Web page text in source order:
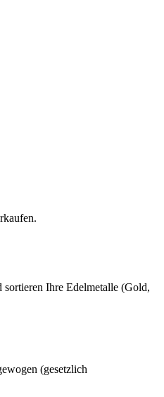
Ihre Edelmetalle (Gold,
(gesetzlich